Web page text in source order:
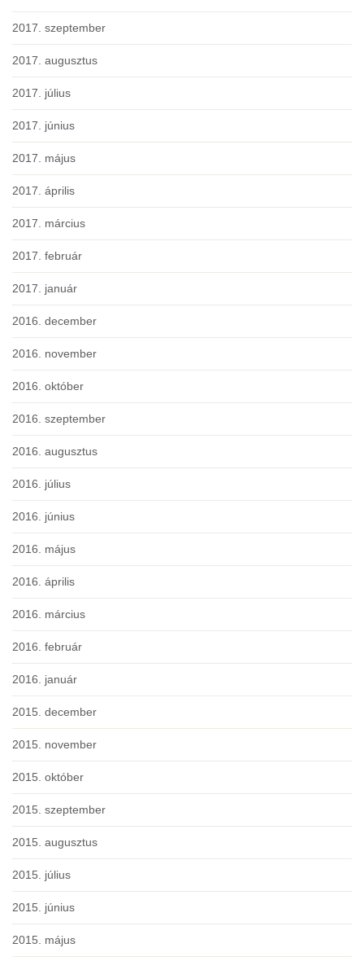
2017. szeptember
2017. augusztus
2017. július
2017. június
2017. május
2017. április
2017. március
2017. február
2017. január
2016. december
2016. november
2016. október
2016. szeptember
2016. augusztus
2016. július
2016. június
2016. május
2016. április
2016. március
2016. február
2016. január
2015. december
2015. november
2015. október
2015. szeptember
2015. augusztus
2015. július
2015. június
2015. május